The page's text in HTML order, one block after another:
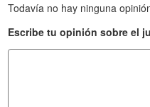
Todavía no hay ninguna
Escribe tu opinión sobre el